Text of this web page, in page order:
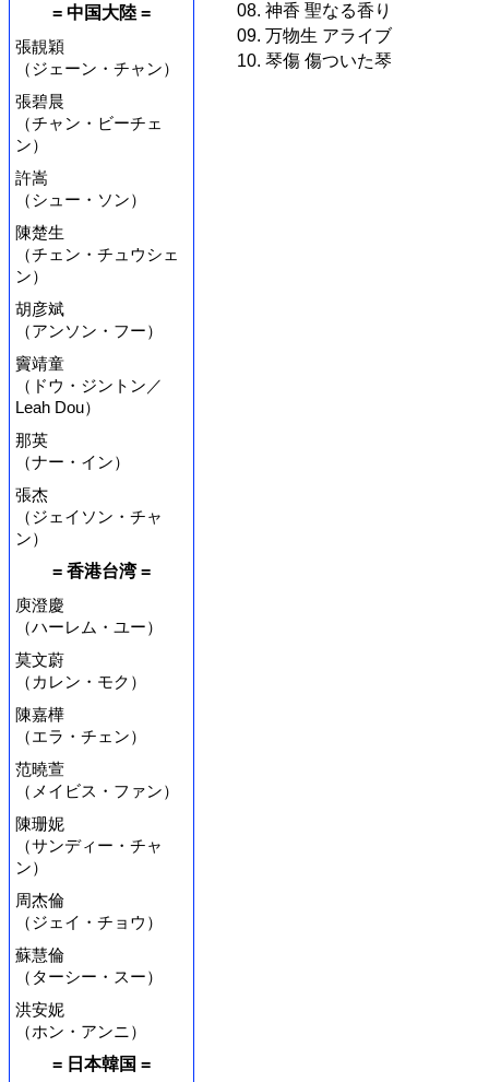
= 中国大陸 =
張靚穎
（ジェーン・チャン）
張碧晨
（チャン・ビーチェ
ン）
許嵩
（シュー・ソン）
陳楚生
（チェン・チュウシェ
ン）
胡彦斌
（アンソン・フー）
竇靖童
（ドウ・ジントン／
Leah Dou）
那英
（ナー・イン）
張杰
（ジェイソン・チャ
ン）
= 香港台湾 =
庾澄慶
（ハーレム・ユー）
莫文蔚
（カレン・モク）
陳嘉樺
（エラ・チェン）
范曉萱
（メイビス・ファン）
陳珊妮
（サンディー・チャ
ン）
周杰倫
（ジェイ・チョウ）
蘇慧倫
（ターシー・スー）
洪安妮
（ホン・アンニ）
= 日本韓国 =
08. 神香 聖なる香り
09. 万物生 アライブ
10. 琴傷 傷ついた琴